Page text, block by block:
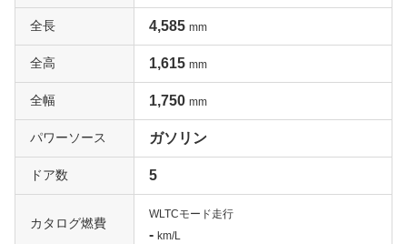
全長 4,585 mm
全高 1,615 mm
全幅 1,750 mm
パワーソース ガソリン
ドア数 5
カタログ燃費
WLTCモード走行
- km/L